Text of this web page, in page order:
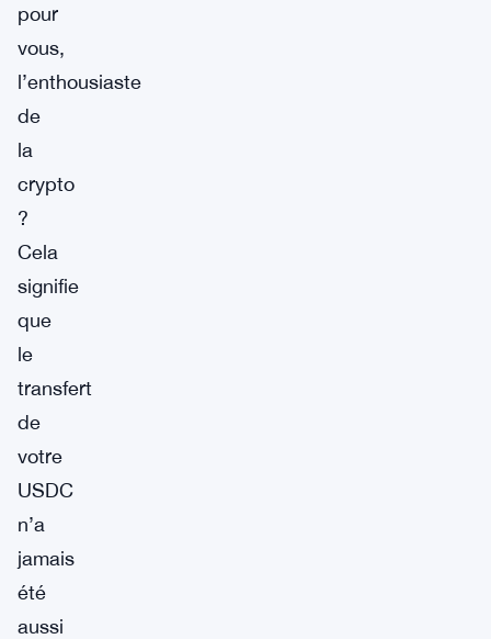
pour
vous,
l’enthousiaste
de
la
crypto
?
Cela
signifie
que
le
transfert
de
votre
USDC
n’a
jamais
été
aussi